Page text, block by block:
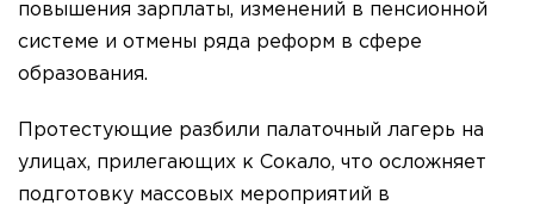
повышения зарплаты, изменений в пенсионной
системе и отмены ряда реформ в сфере
образования.
Протестующие разбили палаточный лагерь на
улицах, прилегающих к Сокало, что осложняет
подготовку массовых мероприятий в